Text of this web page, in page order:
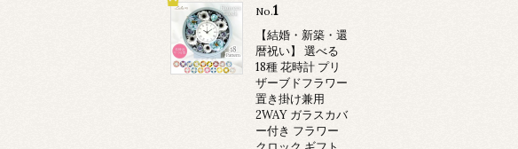
No.1
【結婚・新築・還
暦祝い】 選べる
18種 花時計 プリ
ザーブドフラワー
置き掛け兼用
2WAY ガラスカバ
ー付き フラワー